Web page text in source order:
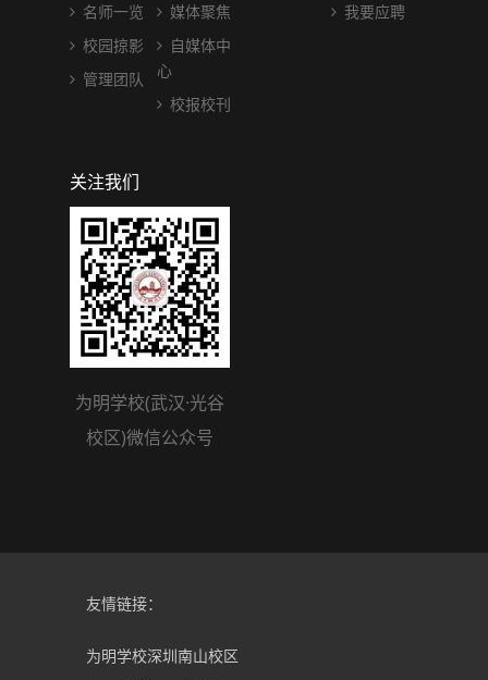
名师一览
校园掠影
管理团队
媒体聚焦
自媒体中
心
校报校刊
我要应聘
关注我们
为明学校(武汉·光谷
校区)微信公众号
友情链接：
为明学校深圳南山校区